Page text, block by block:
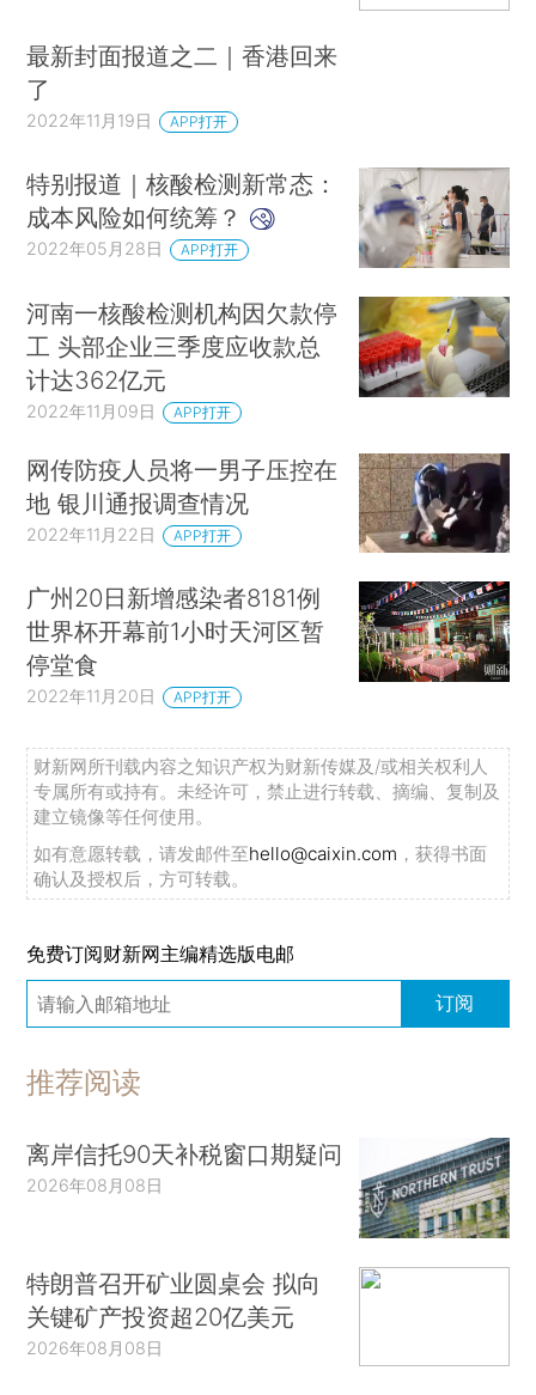
最新封面报道之二｜香港回来
了
2022年11月19日 APP打开
特别报道｜核酸检测新常态：
成本风险如何统筹？
2022年05月28日 APP打开
河南一核酸检测机构因欠款停
工 头部企业三季度应收款总
计达362亿元
2022年11月09日 APP打开
网传防疫人员将一男子压控在
地 银川通报调查情况
2022年11月22日 APP打开
广州20日新增感染者8181例
世界杯开幕前1小时天河区暂
停堂食
2022年11月20日 APP打开
财新网所刊载内容之知识产权为财新传媒及/或相关权利人
专属所有或持有。未经许可，禁止进行转载、摘编、复制及
建立镜像等任何使用。
如有意愿转载，请发邮件至hello@caixin.com ，获得书面
确认及授权后，方可转载。
免费订阅财新网主编精选版电邮
订阅
推荐阅读
离岸信托90天补税窗口期疑问
2026年08月08日
特朗普召开矿业圆桌会 拟向
关键矿产投资超20亿美元
2026年08月08日